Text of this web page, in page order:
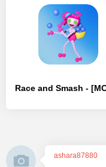
ashara87880